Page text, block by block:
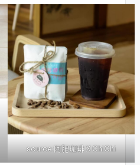
source:阿肥珈琲ＸChiChi